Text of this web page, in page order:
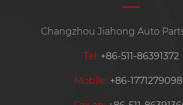
Changzhou Jiahong Auto
Tel: +86-511-86391372
Mobile: +86-